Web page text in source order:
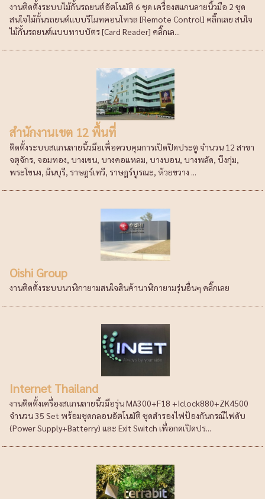
งานติดตั้งระบบไม้กั้นรถยนต์อัตโนมัติ 6 ชุด เครื่องสแกนลายนิ้วมือ 2 ชุด
สนใจไม้กั้นรถยนต์แบบรีโมทคอนโทรล [Remote Control] คลิ๊กเลย สนใจ
ไม้กั้นรถยนต์แบบทาบบัตร [Card Reader] คลิ๊กเล...
สำนักงานเขต 12 พื้นที่
ติดตั้งระบบสแกนลายนิ้วมือเพื่อควบคุมการเปิดปิดประตู จำนวน 12 สาขา
จตุจักร, จอมทอง, บางเขน, บางคอแหลม, บางบอน, บางพลัด, บึงกุ่ม,
พระโขนง, มีนบุรี, ราษฎร์เทวี, ราษฎร์บูรณะ, ห้วยขวาง ...
Oishi Group
งานติดตั้งระบบนาฬิกายามสนใจสินค้านาฬิกายามรุ่นอื่นๆ คลิ๊กเลย
Internet Thailand
งานติดตั้งเครื่องสแกนลายนิ้วมือรุ่น MA300+F18 +Iclock880+ZK4500
จำนวน 35 Set พร้อมชุดกลอนอัตโนมัติ ชุดสำรองไฟป้องกันกรณีไฟดับ
(Power Supply+Batterry) และ Exit Switch เพื่อกดเปิดปร...